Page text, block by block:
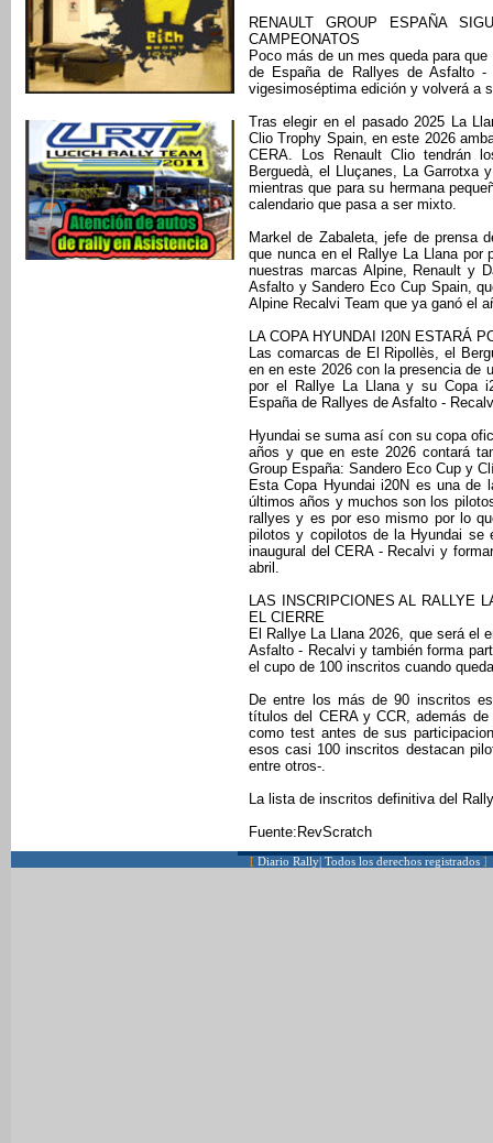
RENAULT GROUP ESPAÑA
CAMPEONATOS
Poco más de un mes queda para
de España de Rallyes de Asfalto
vigesimoséptima edición y volverá a
Tras elegir en el pasado 2025 La
Clio Trophy Spain, en este 2026
CERA. Los Renault Clio tendrán
Berguedà, el Lluçanes, La Garrotxa
mientras que para su hermana
calendario que pasa a ser mixto.
Markel de Zabaleta, jefe de prensa
que nunca en el Rallye La Llana por
nuestras marcas Alpine, Renault y
Asfalto y Sandero Eco Cup Spain,
Alpine Recalvi Team que ya ganó el
LA COPA HYUNDAI I20N ESTARÁ
Las comarcas de El Ripollès, el
en en este 2026 con la presencia de
por el Rallye La Llana y su Copa
España de Rallyes de Asfalto -
Hyundai se suma así con su copa
años y que en este 2026 contará
Group España: Sandero Eco Cup y
Esta Copa Hyundai i20N es una de
últimos años y muchos son los
rallyes y es por eso mismo por lo
pilotos y copilotos de la Hyundai se
inaugural del CERA - Recalvi y
abril.
LAS INSCRIPCIONES AL RALLYE
EL CIERRE
El Rallye La Llana 2026, que será el
Asfalto - Recalvi y también forma
el cupo de 100 inscritos cuando
De entre los más de 90 inscritos
títulos del CERA y CCR, además
como test antes de sus
esos casi 100 inscritos destacan
entre otros-.
La lista de inscritos definitiva del
Fuente:RevScratch
[ Diario Rally| Todos los derechos registrados ]